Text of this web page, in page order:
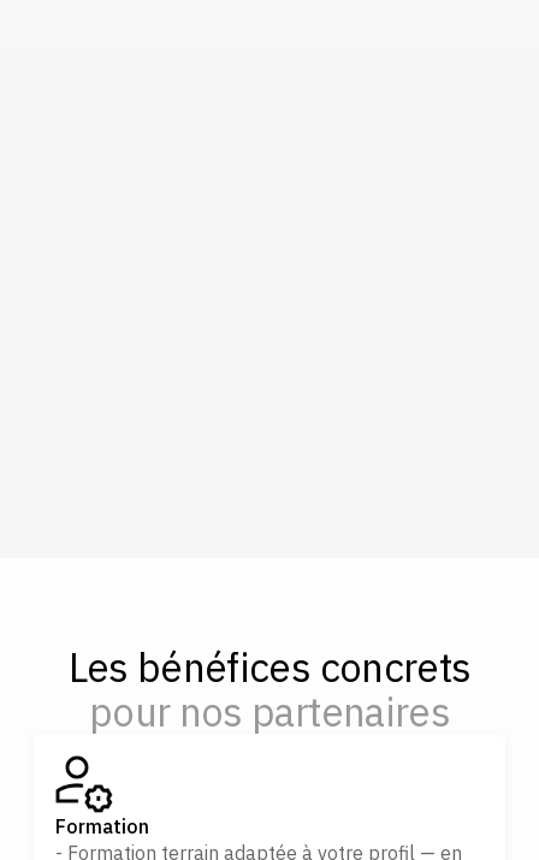
Les bénéfices concrets
pour nos partenaires
Formation
- Formation terrain adaptée à votre profil — en